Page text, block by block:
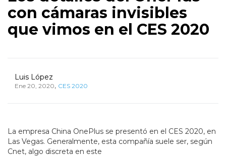
con cámaras invisibles
que vimos en el CES 2020
Luis López
Ene 20, 2020, CES 2020
La empresa China OnePlus se presentó en el CES 2020, en
Las Vegas. Generalmente, esta compañía suele ser, según
Cnet, algo discreta en este